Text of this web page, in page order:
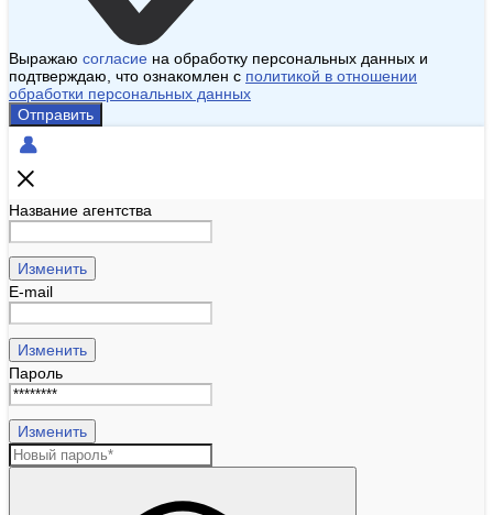
Выражаю согласие на обработку персональных данных и
подтверждаю, что ознакомлен с политикой в отношении
обработки персональных данных
Отправить
Название агентства
Изменить
E-mail
Изменить
Пароль
Изменить